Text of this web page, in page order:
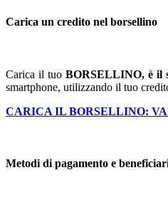
Carica un credito nel borsellino
Carica il tuo BORSELLINO, è il
smartphone, utilizzando il tuo
CARICA IL BORSELLINO:
Metodi di pagamento e